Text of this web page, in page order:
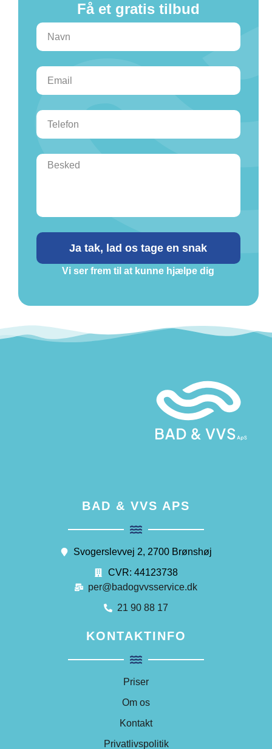
Få et gratis tilbud
Ja tak, lad os tage en snak
Vi ser frem til at kunne hjælpe dig
BAD & VVS APS
Svogerslevvej 2, 2700 Brønshøj
CVR: 44123738
per@badogvvsservice.dk
21 90 88 17
KONTAKTINFO
Priser
Om os
Kontakt
Privatlivspolitik